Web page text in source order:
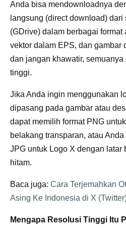
Anda bisa mendownloadnya
langsung (direct download) dari
(GDrive) dalam berbagai format
vektor dalam EPS, dan gambar
dan jangan khawatir,
tinggi.
Jika Anda ingin menggunakan
dipasang pada gambar atau
dapat memilih format PNG
belakang transparan, atau
JPG untuk Logo X dengan latar
hitam.
Baca juga: Cara Terjemahkan
Asing Ke Indonesia di X
Mengapa Resolusi Tinggi Itu